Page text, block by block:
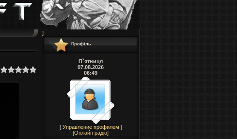
]
Профіль
П`ятниця
07.08.2026
06:49
[ Управление профилем ]
[Онлайн радіо]